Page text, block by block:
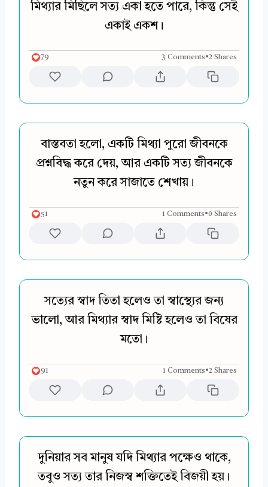
মিথ্যার মিছিলে সত্য একা হতে পারে, কিন্তু সেই
একাই একশ।
79 3 Comments•2 Shares
বাস্তবতা হলো, একটি মিথ্যা পুরো জীবনকে
প্রশ্নবিদ্ধ করে দেয়, আর একটি সত্য জীবনকে
নতুন করে সাজাতে শেখায়।
51 1 Comments•0 Shares
সত্যের স্বাদ তিতা হলেও তা স্বাস্থ্যের জন্য
ভালো, আর মিথ্যার স্বাদ মিষ্টি হলেও তা বিষের
মতো।
91 1 Comments•2 Shares
দুনিয়ার সব মানুষ যদি মিথ্যার পক্ষেও থাকে,
তবুও সত্য তার নিজস্ব শক্তিতেই বিজয়ী হয়।